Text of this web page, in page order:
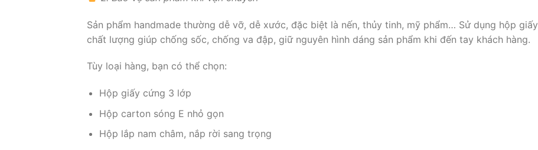
Sản phẩm handmade thường dễ vỡ, dễ xước, đặc biệt là nến, thủy tinh, mỹ phẩm… Sử dụng hộp giấy
chất lượng giúp chống sốc, chống va đập, giữ nguyên hình dáng sản phẩm khi đến tay khách hàng.
Tùy loại hàng, bạn có thể chọn:
Hộp giấy cứng 3 lớp
Hộp carton sóng E nhỏ gọn
Hộp lắp nam châm, nắp rời sang trọng